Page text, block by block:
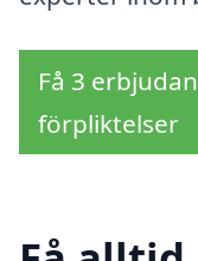
Få 3
förpliktelser